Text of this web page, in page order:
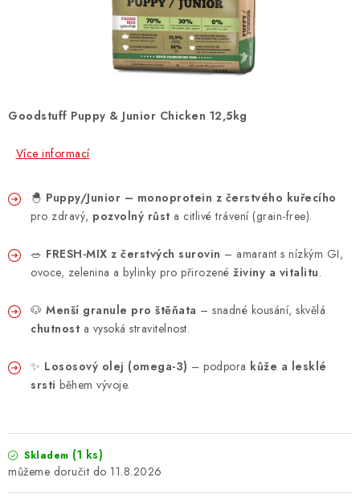
O nás Kontakty
Obchodní podmínky
Doprava a platba Moje objednávka
Goodstuff Puppy & Junior Chicken 12,5kg
Více informací
🐣 Puppy/Junior – monoprotein z čerstvého kuřecího
pro zdravý, pozvolný růst a citlivé trávení (grain-free).
🥗 FRESH-MIX z čerstvých surovin – amarant s nízkým GI,
ovoce, zelenina a bylinky pro přirozené živiny a vitalitu.
🐶 Menší granule pro štěňata – snadné kousání, skvělá
chutnost a vysoká stravitelnost.
✨ Lososový olej (omega-3) – podpora kůže a lesklé
srsti během vývoje.
Skladem (1 ks)
11.8.2026